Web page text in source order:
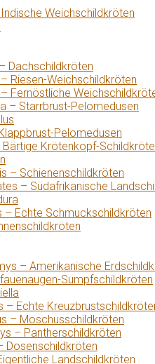
Weichschildkröten
Dachschildkröten
Riesen-Weichschildkröten
Fernöstliche
– Starrbrust-Pelomedusen
Pelomedusen
Krötenkopf-
– Schienenschildkröten
– Südafrikanische
– Echte Schmuckschildkröten
– Amerikanische
Sumpfschildkröten
– Echte
– Moschusschildkröten
– Pantherschildkröten
Dosenschildkröten
Landschildkröten